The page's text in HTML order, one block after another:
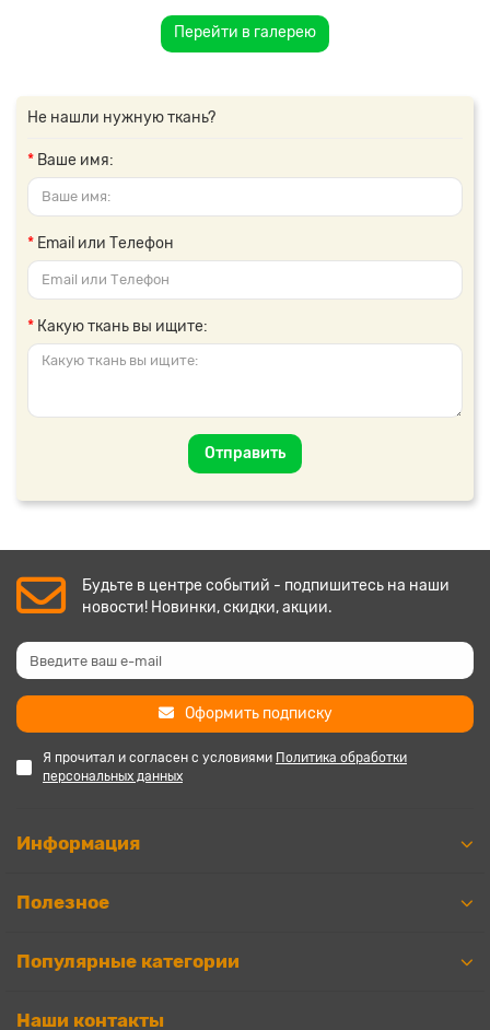
Перейти в галерею
Не нашли нужную ткань?
Ваше имя:
Email или Телефон
Какую ткань вы ищите:
Отправить
Будьте в центре событий - подпишитесь на наши
новости! Новинки, скидки, акции.
Оформить подписку
Я прочитал и согласен с условиями Политика обработки
персональных данных
Информация
Полезное
Популярные категории
Наши контакты